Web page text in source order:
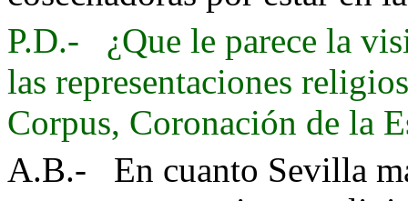
P.D.- ¿Que le parece la
las representaciones
Corpus, Coronación de la
A.B.- En cuanto Sevilla